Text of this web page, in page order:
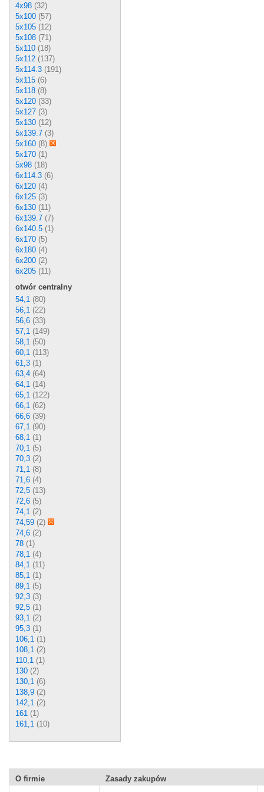
4x98 (32)
5x100 (57)
5x105 (12)
5x108 (71)
5x110 (18)
5x112 (137)
5x114.3 (191)
5x115 (6)
5x118 (8)
5x120 (33)
5x127 (3)
5x130 (12)
5x139.7 (3)
5x160 (8)
5x170 (1)
5x98 (18)
6x114.3 (6)
6x120 (4)
6x125 (3)
6x130 (11)
6x139.7 (7)
6x140.5 (1)
6x170 (5)
6x180 (4)
6x200 (2)
6x205 (11)
otwór centralny
54,1 (80)
56,1 (22)
56,6 (33)
57,1 (149)
58,1 (50)
60,1 (113)
61,3 (1)
63,4 (64)
64,1 (14)
65,1 (122)
66,1 (62)
66,6 (39)
67,1 (90)
68,1 (1)
70,1 (5)
70,3 (2)
71,1 (8)
71,6 (4)
72,5 (13)
72,6 (5)
74,1 (2)
74,59 (2)
74,6 (2)
78 (1)
78,1 (4)
84,1 (11)
85,1 (1)
89,1 (5)
92,3 (3)
92,5 (1)
93,1 (2)
95,3 (1)
106,1 (1)
108,1 (2)
110,1 (1)
130 (2)
130,1 (6)
138,9 (2)
142,1 (2)
161 (1)
161,1 (10)
O firmie
Zasady zakupów